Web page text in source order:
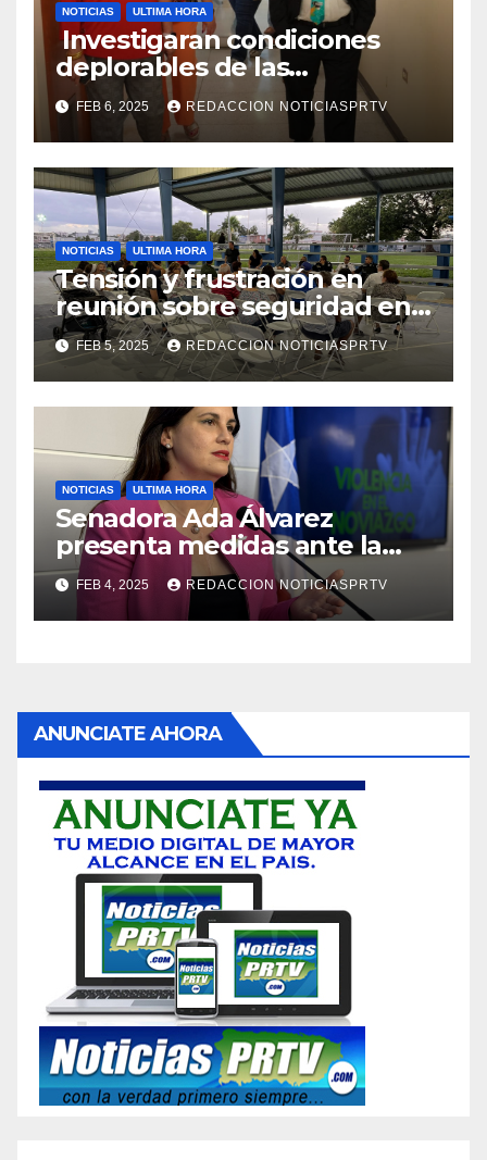
NOTICIAS ULTIMA HORA
Investigaran condiciones
deplorables de las
facilidades el Departamento
de la Salud en Mayagüez
FEB 6, 2025 REDACCION NOTICIASPRTV
NOTICIAS ULTIMA HORA
Tensión y frustración en
reunión sobre seguridad en
Reparto Metropolitano
FEB 5, 2025 REDACCION NOTICIASPRTV
NOTICIAS ULTIMA HORA
Senadora Ada Álvarez
presenta medidas ante la
violencia en el noviazgo
FEB 4, 2025 REDACCION NOTICIASPRTV
ANUNCIATE AHORA